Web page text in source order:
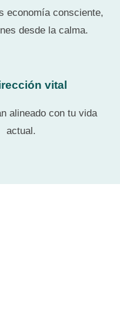
economía consciente,
desde la calma.
vital
alineado con tu vida
actual.